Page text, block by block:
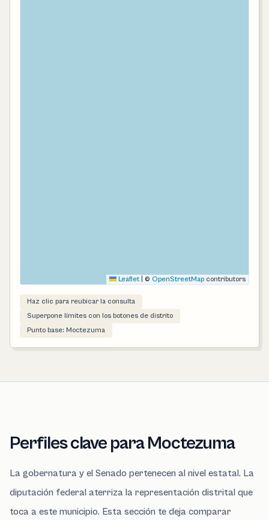
Leaflet © OpenStreetMap contributors
Haz clic para reubicar la consulta
Superpone límites con los botones de distrito
Punto base: Moctezuma
Perfiles clave para Moctezuma
La gobernatura y el Senado pertenecen al nivel estatal. La
diputación federal aterriza la representación distrital que
toca a este municipio. Esta sección te deja comparar